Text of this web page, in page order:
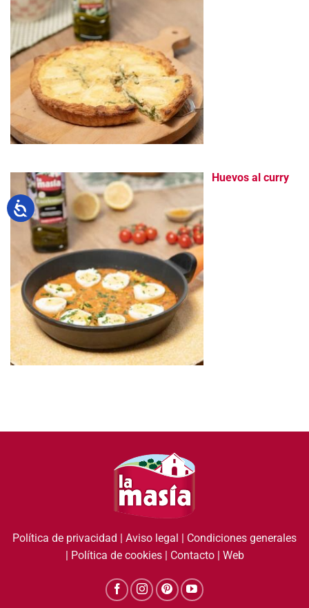
Huevos al curry
Política de privacidad | Aviso legal | Condiciones generales
| Política de cookies| Contacto| Web